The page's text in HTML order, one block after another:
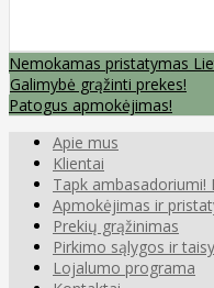
Nemokamas pristatymas
Galimybė grąžinti prekes!
Patogus apmokėjimas!
Apie mus
Klientai
Tapk ambasadoriumi!
Apmokėjimas ir
Prekių grąžinimas
Pirkimo sąlygos ir
Lojalumo programa